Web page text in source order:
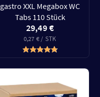
gastro XXL Megabox WC
Tabs 110 Stück
29,49 €
0,27 € / STK